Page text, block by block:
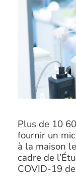
Plus de 10
fournir un
à la maison
cadre de
COVID-19 de